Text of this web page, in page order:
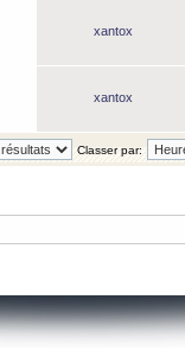
xantox
xantox
Classer par: